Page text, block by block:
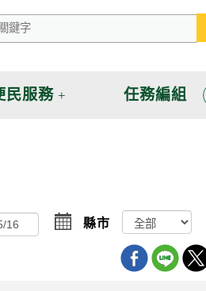
民服務 任務編組
選
擇
縣市